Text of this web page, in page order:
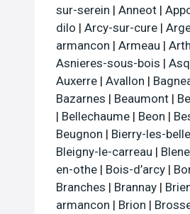
sur-serein | Anneot |
dilo | Arcy-sur-cure |
armancon | Armeau |
Asnieres-sous-bois |
Auxerre | Avallon |
Bazarnes | Beaumont |
| Bellechaume | Beon |
Beugnon | Bierry-les-
Bleigny-le-carreau |
en-othe | Bois-d’arcy |
Branches | Brannay |
armancon | Brion |